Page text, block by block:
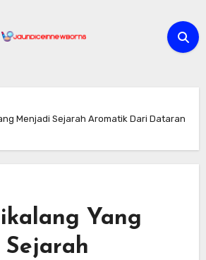
Menjadi Sejarah Aromatik Dari Dataran
Yang